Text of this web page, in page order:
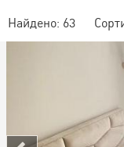
Найдено: 63